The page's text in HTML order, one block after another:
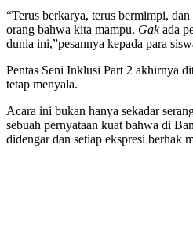
“Terus berkarya, terus bermimpi,
orang bahwa kita mampu. Gakada
dunia ini,”pesannya kepada para
Pentas Seni Inklusi Part 2 akhirnya
tetap menyala.
Acara ini bukan hanya sekadar
sebuah pernyataan kuat bahwa di
didengar dan setiap ekspresi berhak